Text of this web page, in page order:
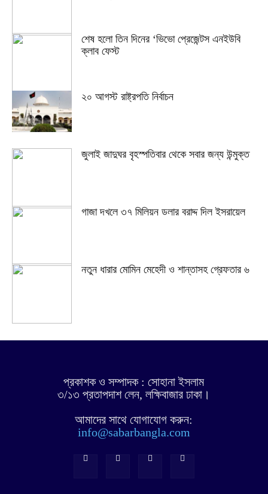
শেষ হলো তিন দিনের ‘ভিভো প্রেজেন্টস এনইউবি
ক্লাব ফেস্ট
২০ আগস্ট রাষ্ট্রপতি নির্বাচন
জুলাই জাদুঘর বৃহস্পতিবার থেকে সবার জন্য উন্মুক্ত
গাজা দখলে ৩৭ মিলিয়ন ডলার বরাদ্দ দিল ইসরায়েল
নতুন ধারার মোমিন মেহেদী ও শান্তাসহ গ্রেফতার ৬
প্রকাশক ও সম্পাদক : সোহানা ইসলাম
৩/১৩ প্রতাপদাশ লেন, লক্ষিবাজার ঢাকা।
আমাদের সাথে যোগাযোগ করুন:
info@sabarbangla.com